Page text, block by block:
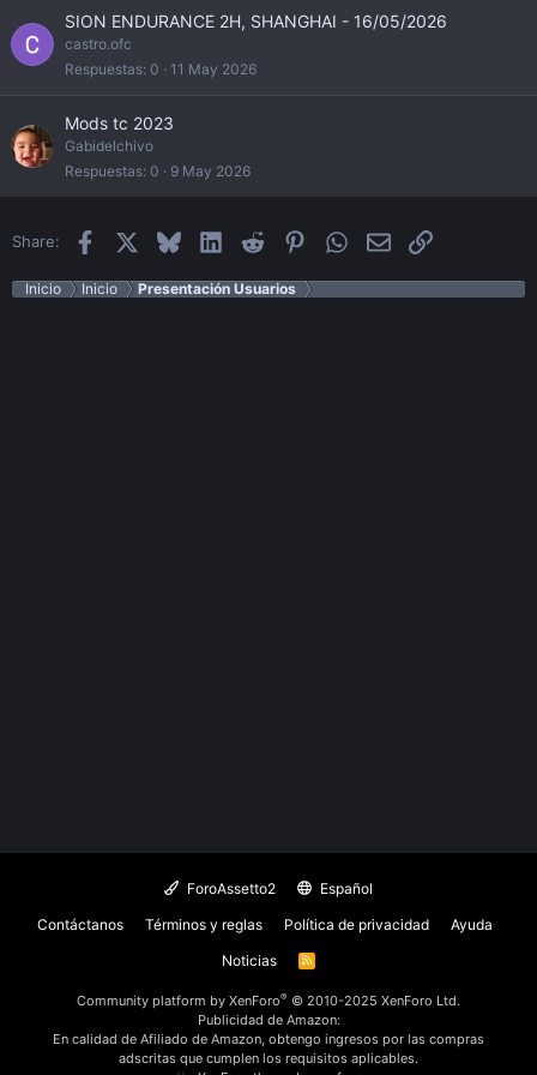
SION ENDURANCE 2H, SHANGHAI - 16/05/2026
castro.ofc
Respuestas 0 11 May 2026
Mods tc 2023
Gabidelchivo
Respuestas 0 9 May 2026
Share: Facebook BlueskyLinkedInReddit PinterestWhatsApp
EmailEnlace
Inicio Inicio Presentación Usuarios
ForoAssetto2
Español
Contáctanos
Términos y reglas Política de privacidad
Ayuda
Noticias
R
Community platform by XenForo® © 2010-2025 XenForo Ltd.
Publicidad de Amazon:
En calidad de Afiliado de Amazon, obtengo ingresos por las compras
adscritas que cumplen los requisitos aplicables.